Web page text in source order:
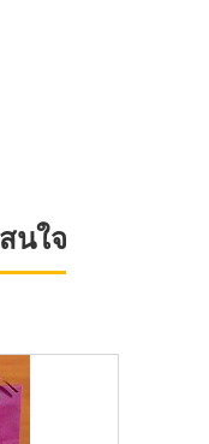
นใจ